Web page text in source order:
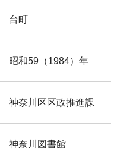
台町
昭和59（1984）年
神奈川区区政推進課
神奈川図書館